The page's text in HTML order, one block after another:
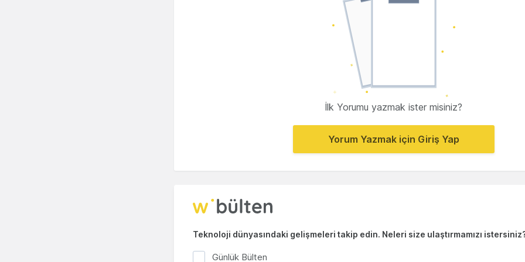
İlk Yorumu yazmak ister misiniz?
Yorum Yazmak için Giriş Yap
Teknoloji dünyasındaki gelişmeleri takip edin. Neleri size ulaştırmamızı
Günlük Bülten